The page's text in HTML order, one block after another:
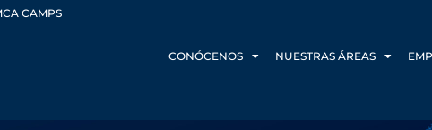
CAMPS
CONÓCENOS NUESTRAS ÁREAS